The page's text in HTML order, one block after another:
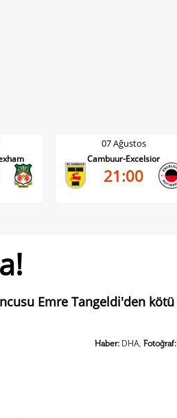
07 Ağustos
Bochum-Hertha Berlin
21:30
Emre Tangeldi'den kötü
Haber: DHA, Fotoğraf: